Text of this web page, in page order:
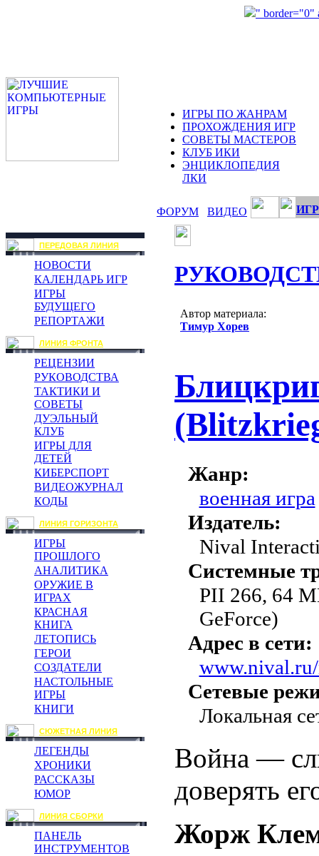
" border="0"
ИГРЫ ПО ЖАНРАМ
ПРОХОЖДЕНИЯ ИГР
СОВЕТЫ МАСТЕРОВ
КЛУБ ИКИ
ЭНЦИКЛОПЕДИЯ
ЛКИ
ФОРУМ ВИДЕО
ПЕРЕДОВАЯ ЛИНИЯ
НОВОСТИ
КАЛЕНДАРЬ ИГР
ИГРЫ
БУДУЩЕГО
РЕПОРТАЖИ
ЛИНИЯ ФРОНТА
РЕЦЕНЗИИ
РУКОВОДСТВА
ТАКТИКИ И
СОВЕТЫ
ДУЭЛЬНЫЙ
КЛУБ
ИГРЫ ДЛЯ
ДЕТЕЙ
КИБЕРСПОРТ
ВИДЕОЖУРНАЛ
КОДЫ
ЛИНИЯ ГОРИЗОНТА
ИГРЫ
ПРОШЛОГО
АНАЛИТИКА
ОРУЖИЕ В
ИГРАХ
КРАСНАЯ
КНИГА
ЛЕТОПИСЬ
ГЕРОИ
СОЗДАТЕЛИ
НАСТОЛЬНЫЕ
ИГРЫ
КНИГИ
СЮЖЕТНАЯ ЛИНИЯ
ЛЕГЕНДЫ
ХРОНИКИ
РАССКАЗЫ
ЮМОР
ЛИНИЯ СБОРКИ
ПАНЕЛЬ
ИНСТРУМЕНТОВ
Автор материала:
Тимур Хорев
Жанр:
военная игра
Издатель:
Nival
Системные
PII 266, 64
GeForce)
Адрес в сети:
Сетевые
Локальная
Война —
доверять
Жорж